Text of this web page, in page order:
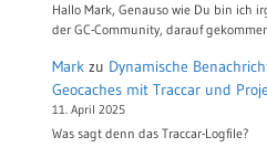
Hallo Mark, Genauso wie Du bin ich
der GC-Community, darauf
Mark zu Dynamische
Geocaches mit Traccar und
11. April 2025
Was sagt denn das Traccar-Logfile?